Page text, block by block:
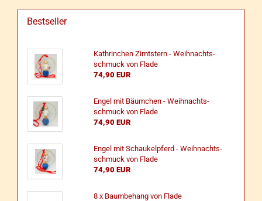
Bestseller
Kath­rinchen Zimt­stern - Weih­nachts­
schmuck von Flade
74,90 EUR
Engel mit Bäum­chen - Weih­nachts­
schmuck von Flade
74,90 EUR
Engel mit Schau­kel­pferd - Weih­nachts­
schmuck von Flade
74,90 EUR
8 x Baum­be­hang von Flade